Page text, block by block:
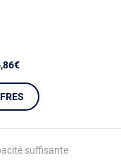
suffisante